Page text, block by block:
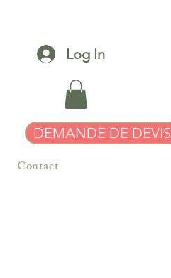
DEMANDE DE DEVIS
Log In
Contact